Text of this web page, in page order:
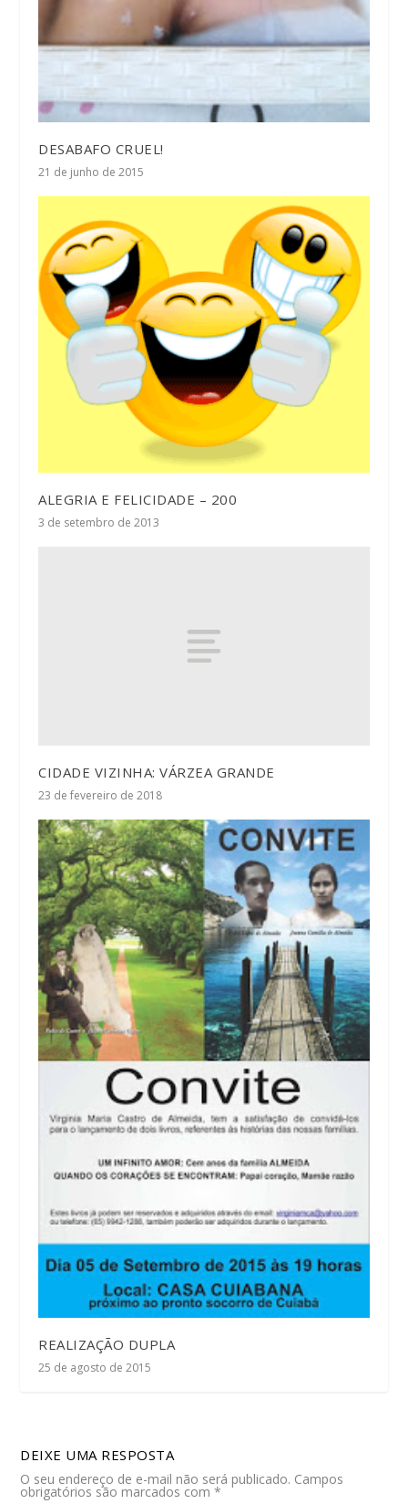
DESABAFO CRUEL!
21 de junho de 2015
ALEGRIA E FELICIDADE – 200
3 de setembro de 2013
CIDADE VIZINHA: VÁRZEA GRANDE
23 de fevereiro de 2018
REALIZAÇÃO DUPLA
25 de agosto de 2015
DEIXE UMA RESPOSTA
O seu endereço de e-mail não será publicado. Campos
obrigatórios são marcados com*